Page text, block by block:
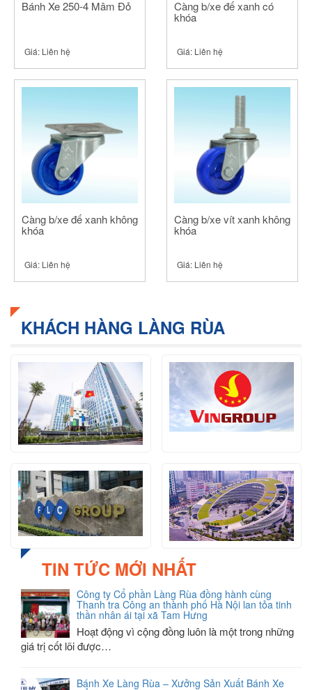
Bánh Xe 250-4 Mâm Đỏ
Giá: Liên hệ
Càng b/xe đế xanh có
khóa
Giá: Liên hệ
Càng b/xe đế xanh không
khóa
Giá: Liên hệ
Càng b/xe vít xanh không
khóa
Giá: Liên hệ
KHÁCH HÀNG LÀNG RÙA
TIN TỨC MỚI NHẤT
Công ty Cổ phần Làng Rùa đồng hành cùng
Thanh tra Công an thành phố Hà Nội lan tỏa tinh
thần nhân ái tại xã Tam Hưng
Hoạt động vì cộng đồng luôn là một trong những
giá trị cốt lõi được…
Bánh Xe Làng Rùa – Xưởng Sản Xuất Bánh Xe